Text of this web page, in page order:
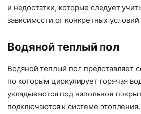
и недостатки, которые следует
зависимости от конкретных
Водяной теплый пол
Водяной теплый пол представляет
по которым циркулирует горячая
укладываются под напольное
подключаются к системе